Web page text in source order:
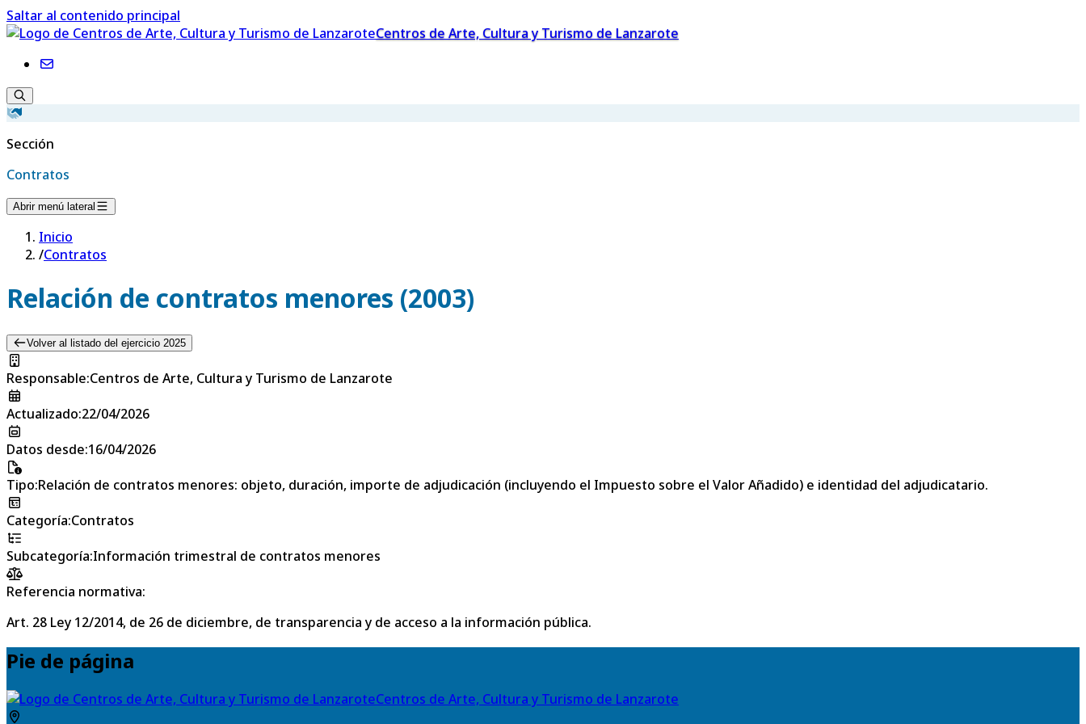
Saltar al contenido principal
Centros de Arte, Cultura y Turismo de Lanzarote
Sección
Contratos
Abrir menú lateral
Inicio
/Contratos
Relación de contratos menores (2003)
Volver al listado del ejercicio 2025
Responsable:Centros de Arte, Cultura y Turismo de Lanzarote
Actualizado:22/04/2026
Datos desde:16/04/2026
Tipo:Relación de contratos menores: objeto, duración, importe de adjudicación (incluyendo el Impuesto sobre el Valor Añadido) e identidad del adjudicatario.
Categoría:Contratos
Subcategoría:Información trimestral de contratos menores
Referencia normativa:
Art. 28 Ley 12/2014, de 26 de diciembre, de transparencia y de acceso a la información pública.
Pie de página
Centros de Arte, Cultura y Turismo de Lanzarote